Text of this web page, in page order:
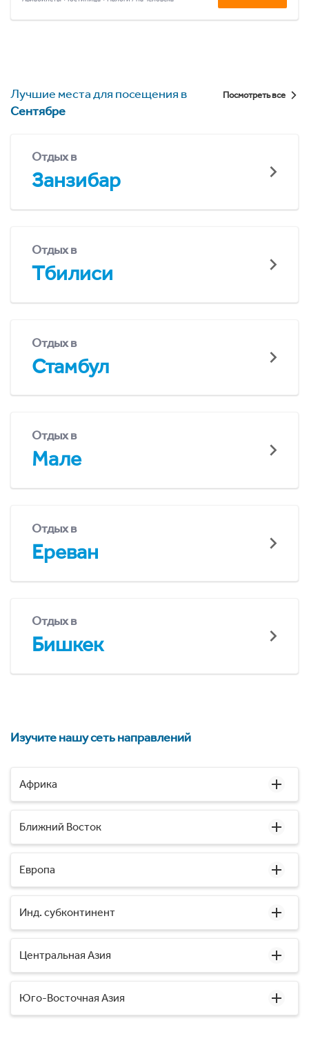
Лучшие места для посещения в
Сентябре
Посмотреть все
Отдых в
Занзибар
Отдых в
Тбилиси
Отдых в
Стамбул
Отдых в
Мале
Отдых в
Ереван
Отдых в
Бишкек
Изучите нашу сеть направлений
Африка
Ближний Восток
Европа
Инд. субконтинент
Центральная Азия
Юго-Восточная Азия